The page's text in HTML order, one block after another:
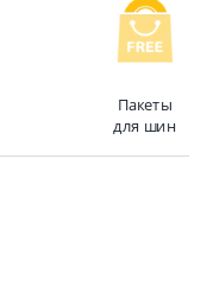
Пакеты
для шин